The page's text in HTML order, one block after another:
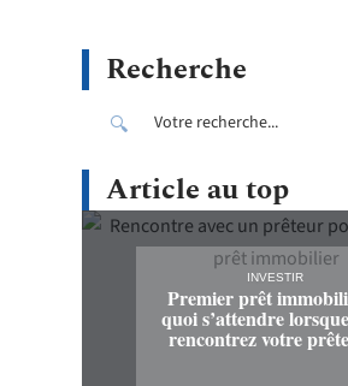
Recherche
Article au top
INVESTIR
Premier prêt
quoi s’attendre
rencontrez votre